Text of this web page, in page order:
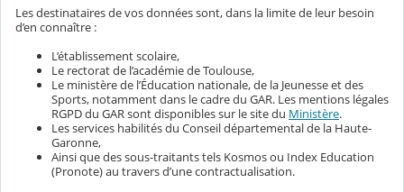
Les destinataires de vos données sont, dans la limite de leur besoin
d’en connaître :
L’établissement scolaire,
Le rectorat de l’académie de Toulouse,
Le ministère de l’Éducation nationale, de la Jeunesse et des
Sports, notamment dans le cadre du GAR. Les mentions légales
RGPD du GAR sont disponibles sur le site du Ministère.
Les services habilités du Conseil départemental de la Haute-
Garonne,
Ainsi que des sous-traitants tels Kosmos ou Index Education
(Pronote) au travers d’une contractualisation.